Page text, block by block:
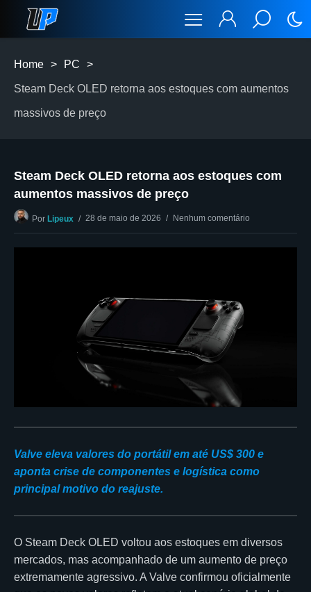
Home > PC >
Steam Deck OLED retorna aos estoques com aumentos
massivos de preço
Steam Deck OLED retorna aos estoques com
aumentos massivos de preço
Por Lipeux 28 de maio de 2026 Nenhum comentário
Valve eleva valores do portátil em até US$ 300 e
aponta crise de componentes e logística como
principal motivo do reajuste.
O Steam Deck OLED voltou aos estoques em diversos
mercados, mas acompanhado de um aumento de preço
extremamente agressivo. A Valve confirmou oficialmente